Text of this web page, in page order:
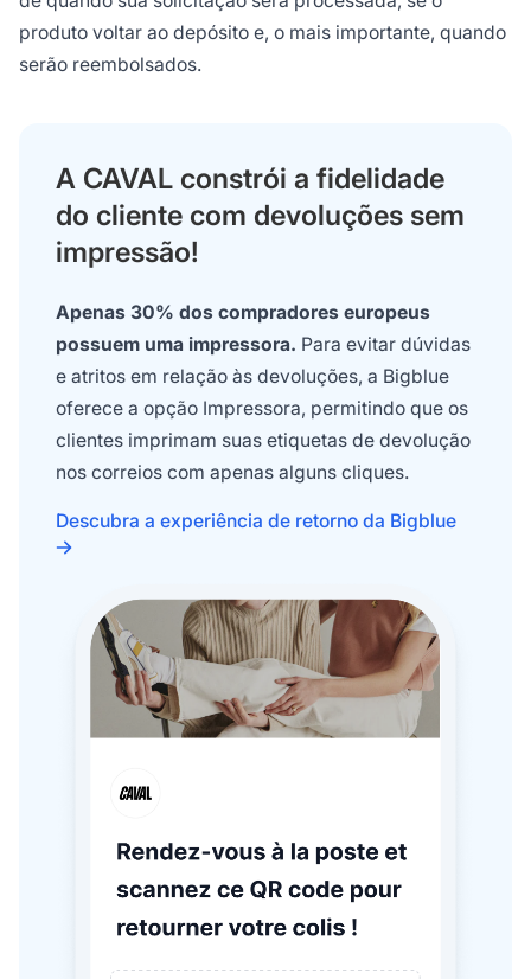
produto voltar ao depósito e, o mais importante, quando
serão reembolsados.
A CAVAL constrói a fidelidade
do cliente com devoluções sem
impressão!
Apenas 30% dos compradores europeus
possuem uma impressora. Para evitar dúvidas
e atritos em relação às devoluções, a Bigblue
oferece a opção Impressora, permitindo que os
clientes imprimam suas etiquetas de devolução
nos correios com apenas alguns cliques.
Descubra a experiência de retorno da Bigblue